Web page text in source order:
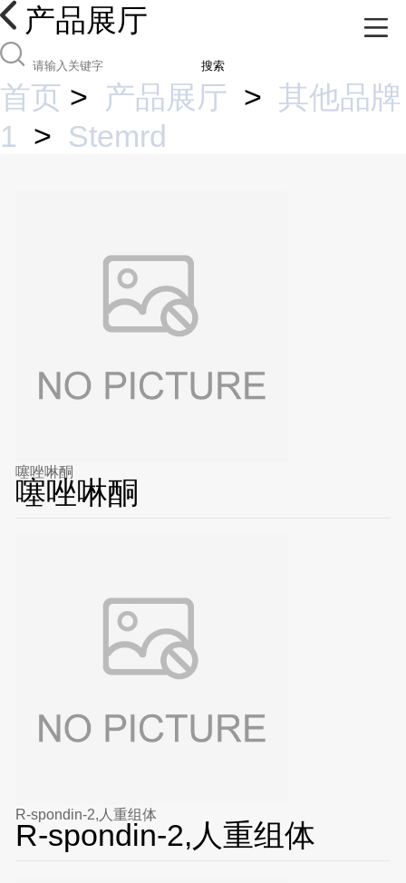
产品展厅
搜索
首页 > 产品展厅 > 其他品牌
1 > Stemrd
噻唑啉酮
噻唑啉酮
R-spondin-2,人重组体
R-spondin-2,人重组体